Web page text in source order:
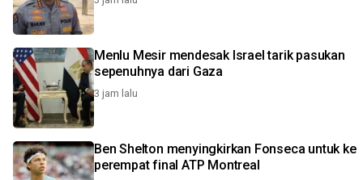
Menlu Mesir mendesak Israel tarik pasukan
sepenuhnya dari Gaza
3 jam lalu
Ben Shelton menyingkirkan Fonseca untuk ke
perempat final ATP Montreal